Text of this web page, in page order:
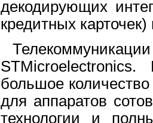
декодирующих
кредитных
большое
для аппаратов
технологии и